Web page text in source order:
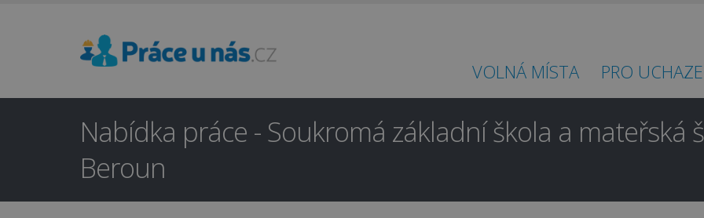
VOLNÁ MÍSTA PRO
Nabídka práce - Soukromá základní škola a mateřská
Beroun